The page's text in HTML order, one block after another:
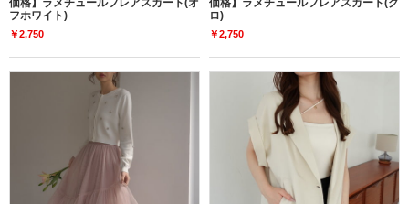
価格】ラメチュールフレアスカート(オ
フホワイト)
￥2,750
価格】ラメチュールフレアスカート(ク
ロ)
￥2,750